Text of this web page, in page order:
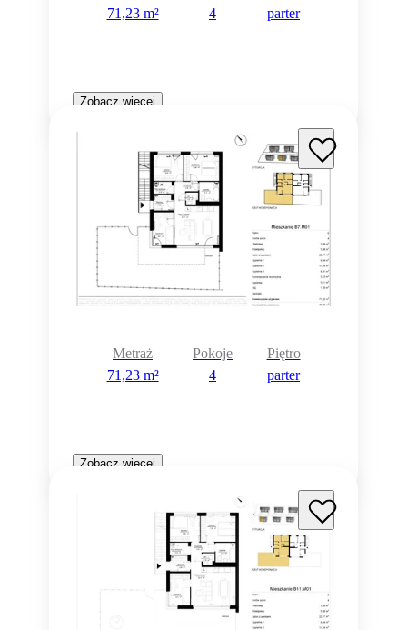
71,23 m²
4
parter
Zobacz więcej
Metraż
71,23 m²
Pokoje
4
Piętro
parter
Zobacz więcej